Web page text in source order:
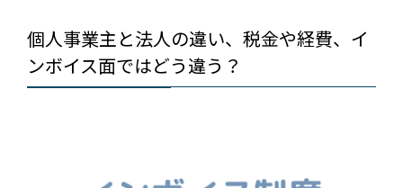
個人事業主と法人の違い、税金や経費、イ
ンボイス面ではどう違う？